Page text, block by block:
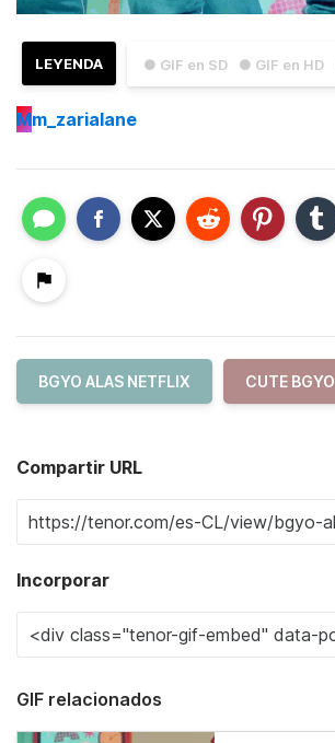
● GIF en SD ● GIF en HD
LEYENDA
Mm_zarialane
BGYO ALAS NETFLIX CUTE BGYO
Compartir URL
Incorporar
GIF relacionados